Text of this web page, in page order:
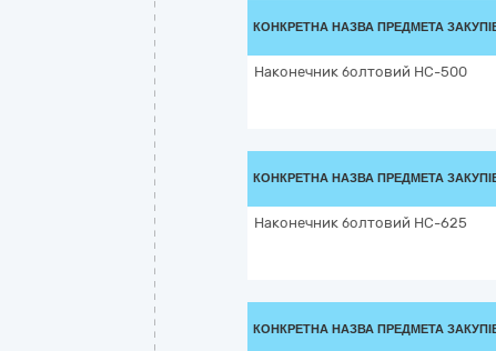
КОНКРЕТНА НАЗВА ПРЕДМЕТА
Наконечник болтовий НС-500
КОНКРЕТНА НАЗВА ПРЕДМЕТА
Наконечник болтовий НС-625
КОНКРЕТНА НАЗВА ПРЕДМЕТА